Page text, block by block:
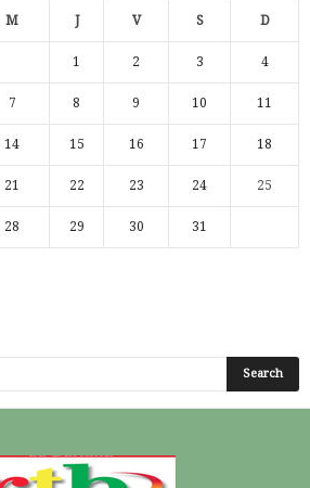
M J V S D
1 2 3 4
7 8 9 10 11
14 15 16 17 18
21 22 23 24 25
28 29 30 31